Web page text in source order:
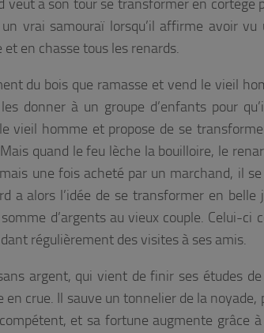
veut à son tour se transformer en cortège
vrai samouraï lorsqu’il affirme avoir vu
en chasse tous les renards.
du bois que ramasse et vend le vieil
donner à un groupe d’enfants pour
vieil homme et propose de se
quand le feu lèche la bouilloire, le
une fois acheté par un marchand, il
a alors l’idée de se transformer en belle
d’argents au vieux couple. Celui-ci
régulièrement des visites à ses amis.
argent, qui vient de finir ses études de
crue. Il sauve un tonnelier de la noyade,
et sa fortune augmente grâce